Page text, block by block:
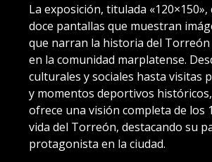
La exposición, titulada «120×150»,
doce pantallas que muestran
que narran la historia del Torreón
en la comunidad marplatense.
culturales y sociales hasta visitas
y momentos deportivos
ofrece una visión completa de los
vida del Torreón, destacando su
protagonista en la ciudad.